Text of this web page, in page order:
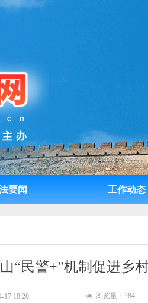
要闻 工作动态
“民警+”机制促进乡
17 18:20 넶 浏览量： 784